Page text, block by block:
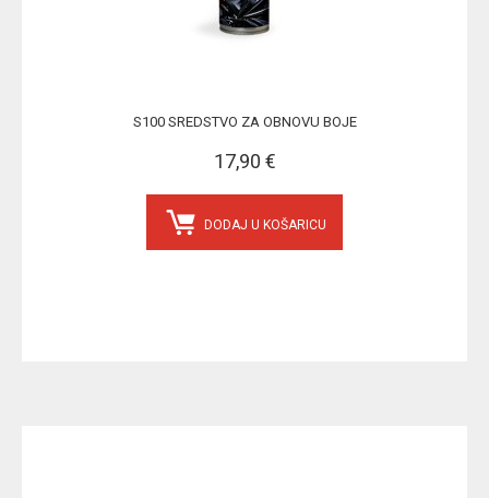
S100 SREDSTVO ZA OBNOVU BOJE
17,90 €
DODAJ U KOŠARICU